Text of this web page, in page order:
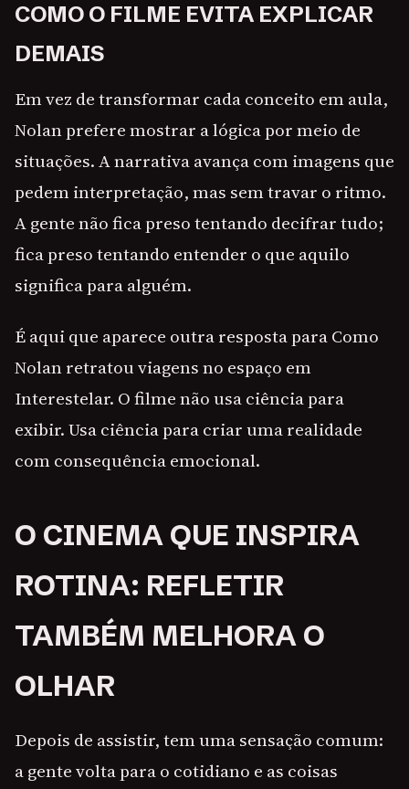
COMO O FILME EVITA EXPLICAR
DEMAIS
Em vez de transformar cada conceito em aula,
Nolan prefere mostrar a lógica por meio de
situações. A narrativa avança com imagens que
pedem interpretação, mas sem travar o ritmo.
A gente não fica preso tentando decifrar tudo;
fica preso tentando entender o que aquilo
significa para alguém.
É aqui que aparece outra resposta para Como
Nolan retratou viagens no espaço em
Interestelar. O filme não usa ciência para
exibir. Usa ciência para criar uma realidade
com consequência emocional.
O CINEMA QUE INSPIRA
ROTINA: REFLETIR
TAMBÉM MELHORA O
OLHAR
Depois de assistir, tem uma sensação comum:
a gente volta para o cotidiano e as coisas